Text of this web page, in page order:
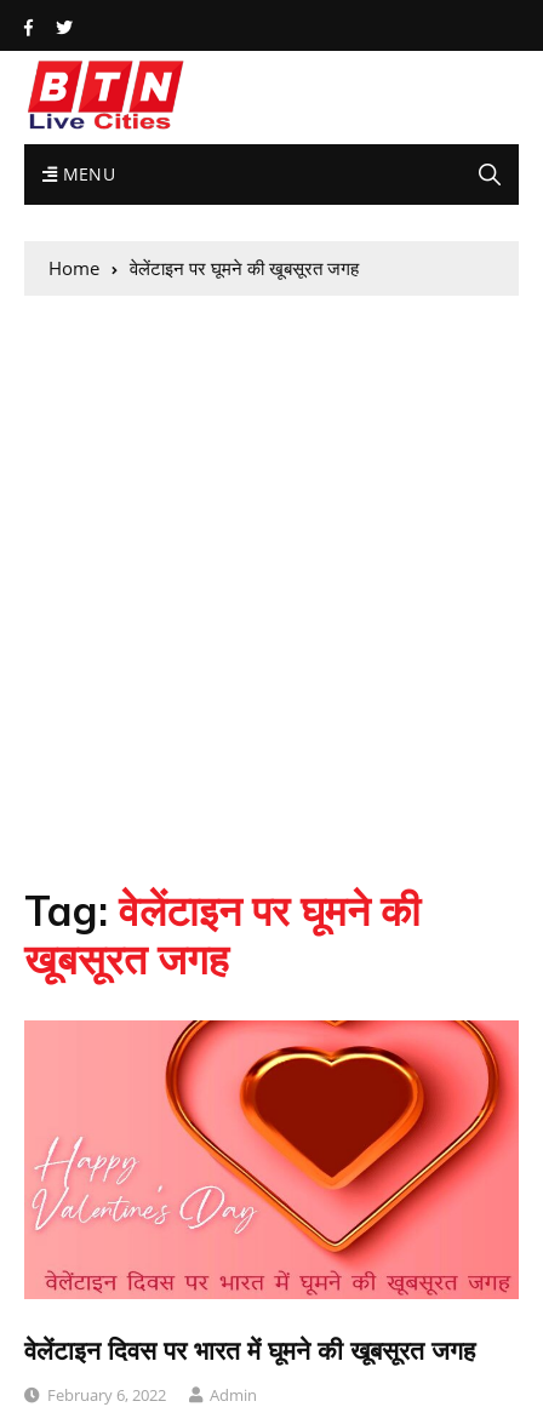
MENU
Home वेलेंटाइन पर घूमने की खूबसूरत जगह
Tag:वेलेंटाइन पर घूमने की
खूबसूरत जगह
वेलेंटाइन दिवस पर भारत में घूमने की खूबसूरत जगह
February 6, 2022 Admin